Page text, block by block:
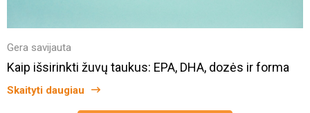
Gera savijauta
Kaip išsirinkti žuvų taukus: EPA, DHA, dozės ir forma
Skaityti daugiau